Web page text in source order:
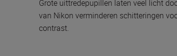
Grote uittredepupillen laten veel licht
van Nikon verminderen schitteringen
contrast.